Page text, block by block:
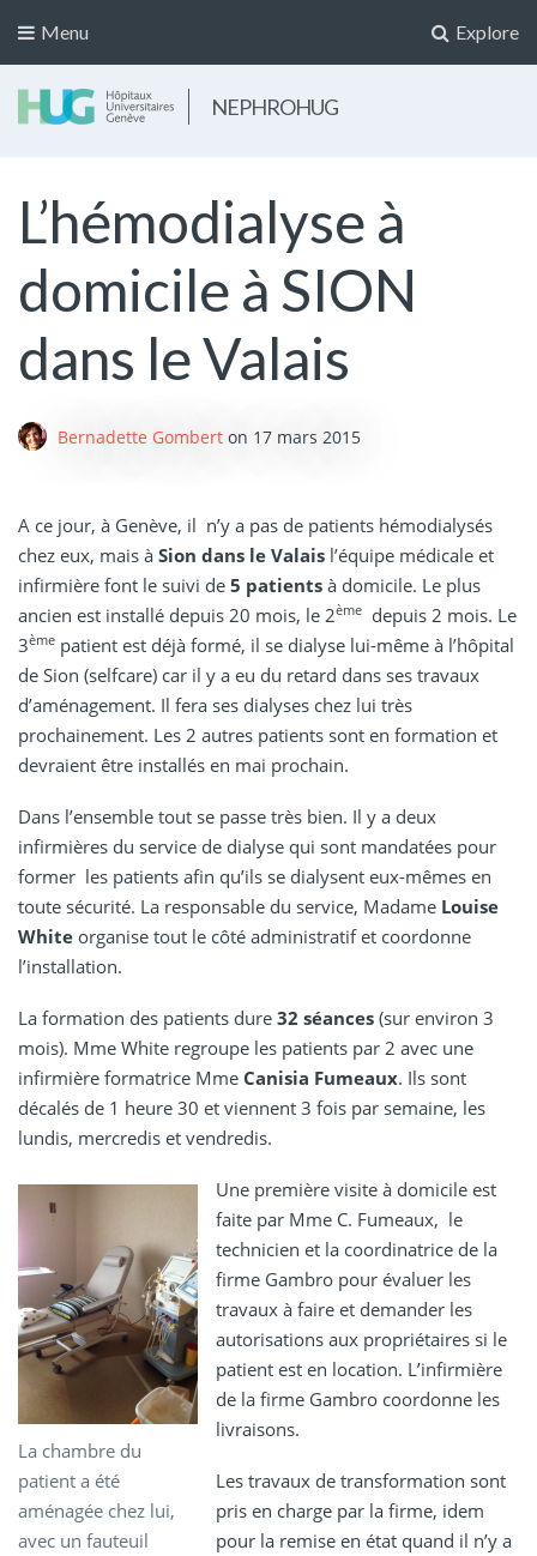
Explore
Menu
NEPHROHUG
L’hémodialyse à
domicile à SION
dans le Valais
Bernadette Gombert on 17 mars 2015
A ce jour, à Genève, il n’y a pas de patients hémodialysés
chez eux, mais à Sion dans le Valais l’équipe médicale et
infirmière font le suivi de 5 patients à domicile. Le plus
ancien est installé depuis 20 mois, le 2ème depuis 2 mois. Le
3ème patient est déjà formé, il se dialyse lui-même à l’hôpital
de Sion (selfcare) car il y a eu du retard dans ses travaux
d’aménagement. Il fera ses dialyses chez lui très
prochainement. Les 2 autres patients sont en formation et
devraient être installés en mai prochain.
Dans l’ensemble tout se passe très bien. Il y a deux
infirmières du service de dialyse qui sont mandatées pour
former les patients afin qu’ils se dialysent eux-mêmes en
toute sécurité. La responsable du service, Madame Louise
White organise tout le côté administratif et coordonne
l’installation.
La formation des patients dure 32 séances (sur environ 3
mois). Mme White regroupe les patients par 2 avec une
infirmière formatrice Mme Canisia Fumeaux. Ils sont
décalés de 1 heure 30 et viennent 3 fois par semaine, les
lundis, mercredis et vendredis.
La chambre du
patient a été
aménagée chez lui,
avec un fauteuil
Une première visite à domicile est
faite par Mme C. Fumeaux, le
technicien et la coordinatrice de la
firme Gambro pour évaluer les
travaux à faire et demander les
autorisations aux propriétaires si le
patient est en location. L’infirmière
de la firme Gambro coordonne les
livraisons.
Les travaux de transformation sont
pris en charge par la firme, idem
pour la remise en état quand il n’y a